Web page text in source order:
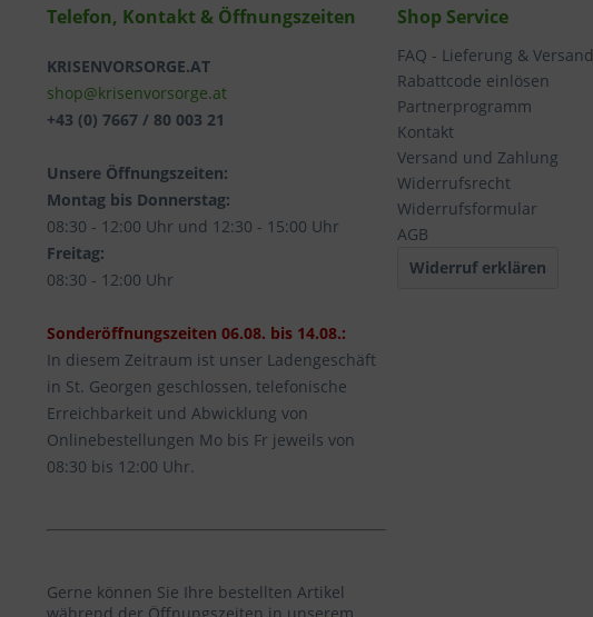
Telefon, Kontakt & Öffnungszeiten
KRISENVORSORGE.AT
shop@krisenvorsorge.at
+43 (0) 7667 / 80 003 21
Unsere Öffnungszeiten:
Montag bis Donnerstag:
08:30 - 12:00 Uhr und 12:30 - 15:00 Uhr
Freitag:
08:30 - 12:00 Uhr
Sonderöffnungszeiten 06.08. bis 14.08.:
In diesem Zeitraum ist unser Ladengeschäft
in St. Georgen geschlossen, telefonische
Erreichbarkeit und Abwicklung von
Onlinebestellungen Mo bis Fr jeweils von
08:30 bis 12:00 Uhr.
Gerne können Sie Ihre bestellten Artikel
während der Öffnungszeiten in unserem
Shop Service
FAQ - Lieferung & Versand
Rabattcode einlösen
Partnerprogramm
Kontakt
Versand und Zahlung
Widerrufsrecht
Widerrufsformular
AGB
Widerruf erklären